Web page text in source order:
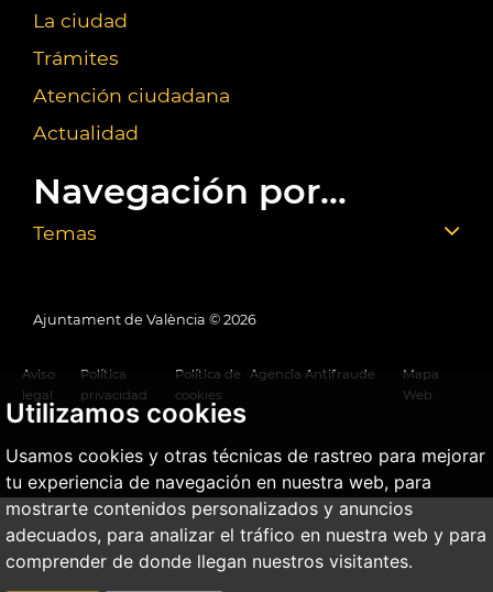
Utilizamos cookies
Usamos cookies y otras técnicas de rastreo para mejorar
tu experiencia de navegación en nuestra web, para
mostrarte contenidos personalizados y anuncios
adecuados, para analizar el tráfico en nuestra web y para
comprender de donde llegan nuestros visitantes.
La ciudad
Trámites
Atención ciudadana
Actualidad
Navegación por...
Temas
Ajuntament de València © 2026
Aviso
legal
Política
privacidad
Política de
cookies
Agencia Antifraude
Mapa
Web